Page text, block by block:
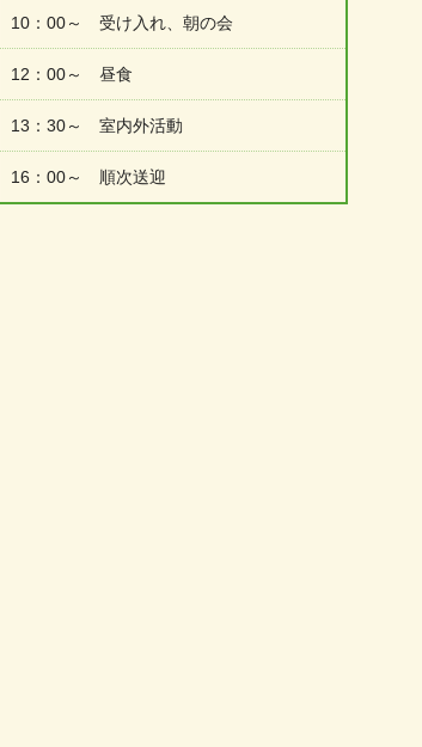
10：00～ 受け入れ、朝の会
12：00～ 昼食
13：30～ 室内外活動
16：00～ 順次送迎